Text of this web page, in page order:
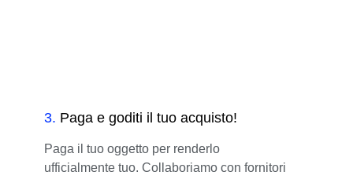
3. Paga e goditi il tuo acquisto!
Paga il tuo oggetto per renderlo
ufficialmente tuo. Collaboriamo con fornitori